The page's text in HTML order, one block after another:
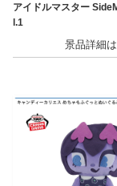
アイドルマスター
l.1